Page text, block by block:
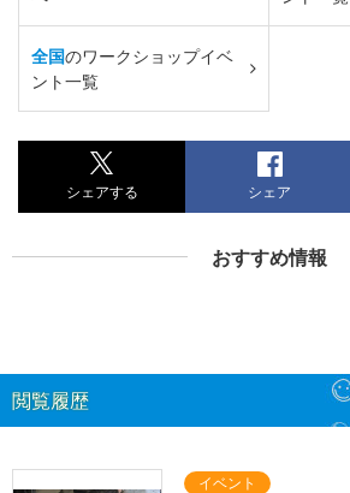
全国のワークショップイベ
ント一覧
シェアする シェア
おすすめ情報
閲覧履歴